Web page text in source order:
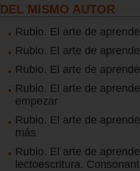
DEL MISMO AUTOR
Rubio. El arte de
Rubio. El arte de
Rubio. El arte de
Rubio. El arte de
empezar
Rubio. El arte de
más
Rubio. El arte de
lectoescritura.